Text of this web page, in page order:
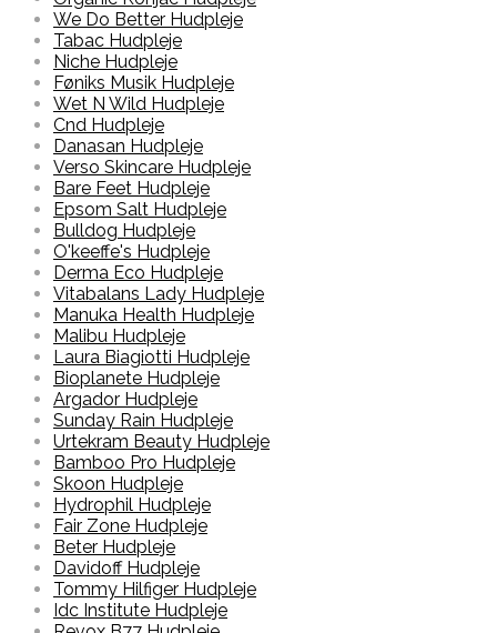
We Do Better Hudpleje
Tabac Hudpleje
Niche Hudpleje
Føniks Musik Hudpleje
Wet N Wild Hudpleje
Cnd Hudpleje
Danasan Hudpleje
Verso Skincare Hudpleje
Bare Feet Hudpleje
Epsom Salt Hudpleje
Bulldog Hudpleje
O'keeffe's Hudpleje
Derma Eco Hudpleje
Vitabalans Lady Hudpleje
Manuka Health Hudpleje
Malibu Hudpleje
Laura Biagiotti Hudpleje
Bioplanete Hudpleje
Argador Hudpleje
Sunday Rain Hudpleje
Urtekram Beauty Hudpleje
Bamboo Pro Hudpleje
Skoon Hudpleje
Hydrophil Hudpleje
Fair Zone Hudpleje
Beter Hudpleje
Davidoff Hudpleje
Tommy Hilfiger Hudpleje
Idc Institute Hudpleje